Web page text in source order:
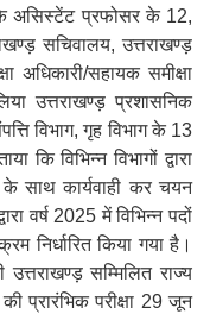
के असिस्टेंट प्रफोसर के 12,
सचिवालय, उत्तराखण्ड़
अधिकारी/सहायक समीक्षा
उत्तराखण्ड़ प्रशासनिक
विभाग, गृह विभाग के 13
विभिन्न विभागों द्वारा
साथ कार्यवाही कर चयन
वर्ष 2025 में विभिन्न पदों
निर्धारित किया गया है।
सम्मिलित राज्य
प्रारंभिक परीक्षा 29 जून